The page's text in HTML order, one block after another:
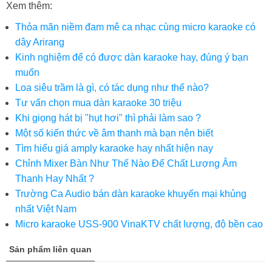
Xem thêm:
Thỏa mãn niềm đam mê ca nhạc cùng micro karaoke có
dây Arirang
Kinh nghiệm để có được dàn karaoke hay, đúng ý bạn
muốn
Loa siêu trầm là gì, có tác dụng như thế nào?
Tư vấn chọn mua dàn karaoke 30 triệu
Khi giọng hát bị "hụt hơi" thì phải làm sao ?
Một số kiến thức về âm thanh mà bạn nên biết
Tìm hiểu giá amply karaoke hay nhất hiện nay
Chỉnh Mixer Bàn Như Thế Nào Để Chất Lượng Âm
Thanh Hay Nhất ?
Trường Ca Audio bán dàn karaoke khuyến mại khủng
nhất Việt Nam
Micro karaoke USS-900 VinaKTV chất lượng, độ bền cao
Sản phẩm liên quan